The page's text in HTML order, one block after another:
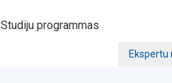
Studiju programmas
Ekspertu